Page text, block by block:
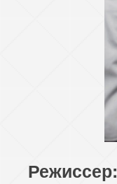
Режиссер: